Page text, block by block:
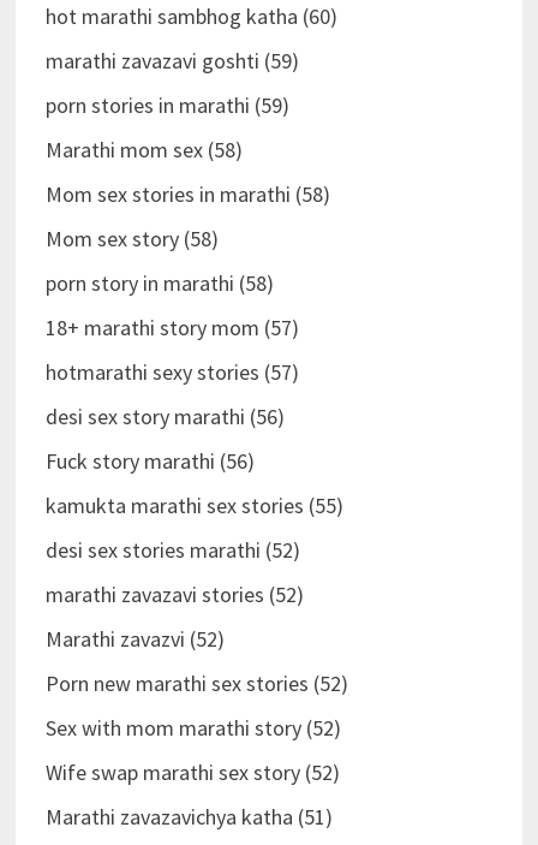
hot marathi sambhog katha (60)
marathi zavazavi goshti (59)
porn stories in marathi (59)
Marathi mom sex (58)
Mom sex stories in marathi (58)
Mom sex story (58)
porn story in marathi (58)
18+ marathi story mom (57)
hotmarathi sexy stories (57)
desi sex story marathi (56)
Fuck story marathi (56)
kamukta marathi sex stories (55)
desi sex stories marathi (52)
marathi zavazavi stories (52)
Marathi zavazvi (52)
Porn new marathi sex stories (52)
Sex with mom marathi story (52)
Wife swap marathi sex story (52)
Marathi zavazavichya katha (51)